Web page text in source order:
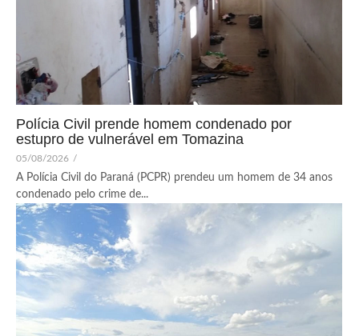
Polícia Civil prende homem condenado por
estupro de vulnerável em Tomazina
05/08/2026 /
A Polícia Civil do Paraná (PCPR) prendeu um homem de 34 anos
condenado pelo crime de...